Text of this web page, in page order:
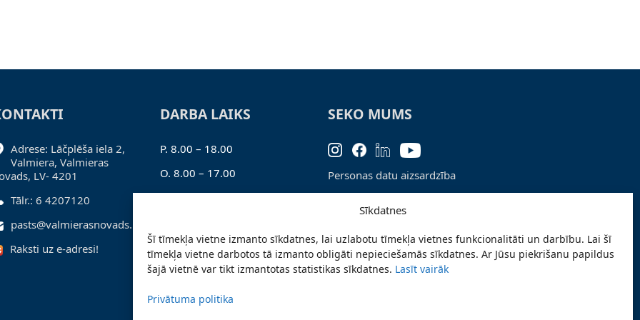
Sīkdatnes
Šī tīmekļa vietne izmanto sīkdatnes, lai uzlabotu tīmekļa vietnes funkcionalitāti un darbību. Lai šī
tīmekļa vietne darbotos tā izmanto obligāti nepieciešamās sīkdatnes. Ar Jūsu piekrišanu papildus
šajā vietnē var tikt izmantotas statistikas sīkdatnes. Lasīt vairāk
Privātuma politika
Adrese: Lāčplēša iela 2,
Valmiera, Valmieras
LV- 4201
Tālr.: 6 4207120
pasts@valmierasnovads.lv
Raksti uz e-adresi!
DARBA LAIKS
P. 8.00 – 18.00
O. 8.00 – 17.00
T. 8.00 – 17.00
Pk. 8.00 – 16.00
SEKO MUMS
Personas datu aizsardzība
Pieteikties jaunumiem
Piekļūstamības paziņojums